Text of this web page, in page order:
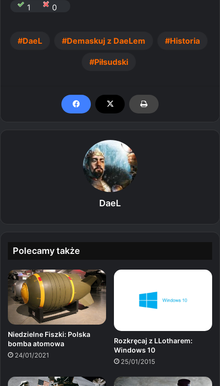
1 0
DaeL Demaskuj z DaeLem Historia
Piłsudski
DaeL
Polecamy także
Niedzielne Fiszki: Polska
bomba atomowa
24/01/2021
Rozkręcaj z LLotharem:
Windows 10
25/01/2015